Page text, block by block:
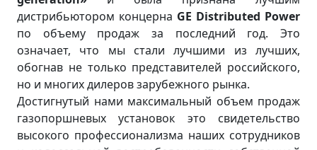
дистрибьютором концерна GE Distributed Power
по объему продаж за последний год. Это
означает, что мы стали лучшими из лучших,
обогнав не только представителей российского,
но и многих дилеров зарубежного рынка.
Достигнутый нами максимальный объем продаж
газопоршневых установок это свидетельство
высокого профессионализма наших сотрудников